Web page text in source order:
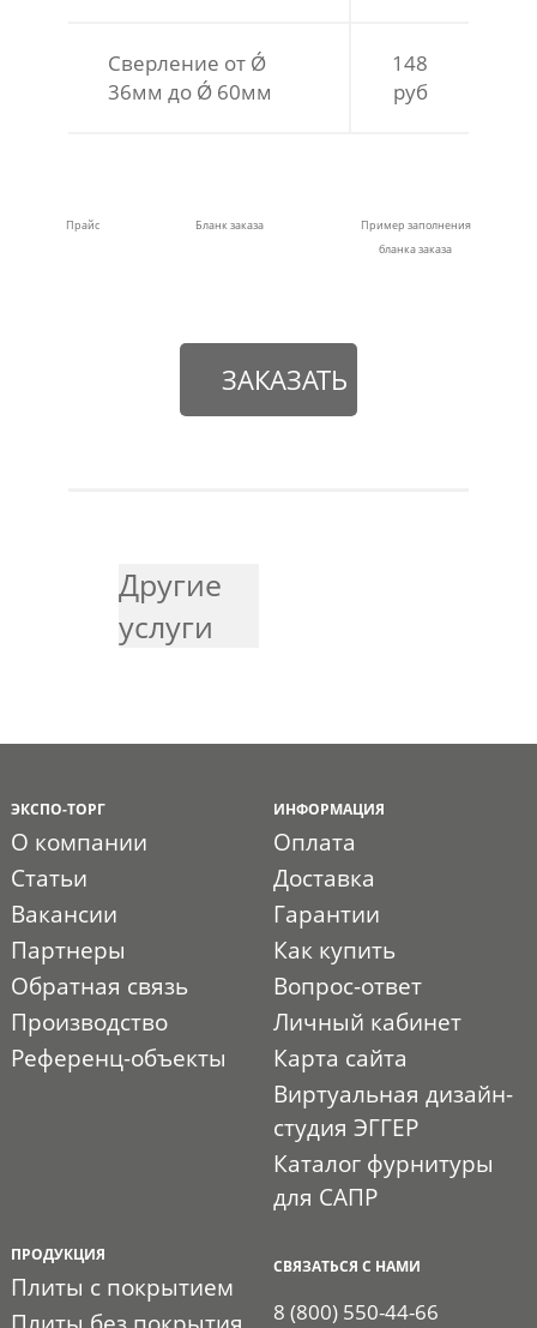
Сверление от Ǿ
36мм до Ǿ 60мм
148
руб
Прайс Бланк заказа
Пример заполнения
бланка заказа
ЗАКАЗАТЬ
Другие
услуги
ЭКСПО-ТОРГ
О компании
Статьи
Вакансии
Партнеры
Обратная связь
Производство
Референц-объекты
ИНФОРМАЦИЯ
Оплата
Доставка
Гарантии
Как купить
Вопрос-ответ
Личный кабинет
Карта сайта
Виртуальная дизайн-
студия ЭГГЕР
Каталог фурнитуры
для САПР
ПРОДУКЦИЯ
Плиты с покрытием
СВЯЗАТЬСЯ С НАМИ
8 (800) 550-44-66